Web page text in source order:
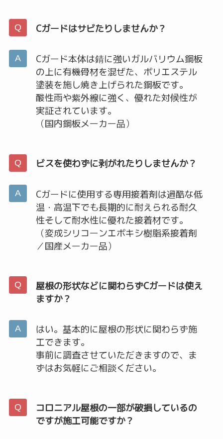
Cガードはサビたりしませんか？
Cガード本体は錆に強いガルバリウム鋼板
の上に有機骨材を混ぜた、ポリエステル
塗装を施し焼き上げられた鋼板です。
酸性雨や紫外線に強く、優れた対候性が
実証されています。
（国内鋼板メーカー品）
ビスを使わずに剥がれたりしませんか？
Cガードに使用する専用接着剤は過酷な低
温・高温下でも長期的に耐えられる耐久
性そして耐水性に優れた接着材です。
（変成シリコーンエポキシ樹脂系接着剤
／国産メーカー品）
屋根の形状などに関わらずCガードは使え
ますか？
はい。基本的に屋根の形状に関わらず施
工できます。
事前に調査させていただきますので、ま
ずはお気軽にご相談ください。
コロニアル屋根の一部が破損しているの
ですが施工可能ですか？